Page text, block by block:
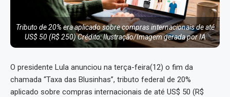
Tributo de 20% era aplicado sobre compras internacionais de até
US$ 50 (R$ 250) Crédito: Ilustração/Imagem gerada por IA
O presidente Lula anunciou na terça-feira(12) o fim da
chamada “Taxa das Blusinhas”, tributo federal de 20%
aplicado sobre compras internacionais de até US$ 50 (R$